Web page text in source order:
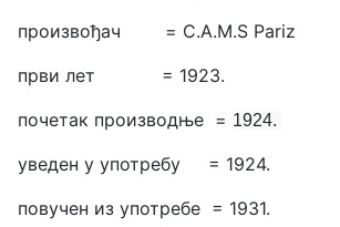
произвођач = C.A.M.S Pariz
први лет = 1923.
почетак производње = 1924.
уведен у употребу = 1924.
повучен из употребе = 1931.